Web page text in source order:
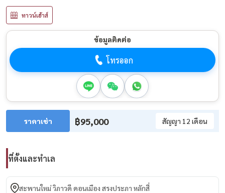
ทาวน์เฮ้าส์
ข้อมูลติดต่อ
โทรออก
ราคาเช่า ฿95,000 สัญญา 12 เดือน
ที่ตั้งและทำเล
สะพานใหม่ วิภาวดี ดอนเมือง สรงประภา หลักสี่